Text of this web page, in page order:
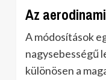
Az
A módosítások
nagysebességű
különösen a